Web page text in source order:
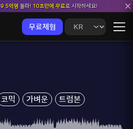
9.5억명돌파! 10초만에 무료로 시작하세요!
무료체험
코믹 가벼운 트럼본